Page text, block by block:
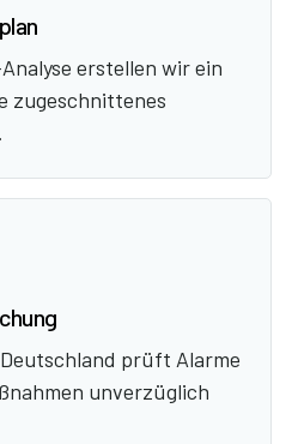
erstellen wir ein
zugeschnittenes
prüft Alarme
unverzüglich